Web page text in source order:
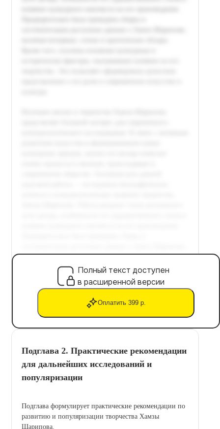
Полный текст доступен
в расширенной версии
Оплатить 399 р.
Подглава 2. Практические рекомендации
для дальнейших исследований и
популяризации
Подглава формулирует практические рекомендации по
развитию и популяризации творчества Хамзы
Шарипова.